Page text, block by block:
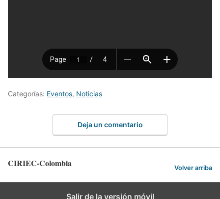
Categorías: Eventos, Noticias
Deja un comentario
CIRIEC-Colombia Volver arriba
Salir de la versión móvil